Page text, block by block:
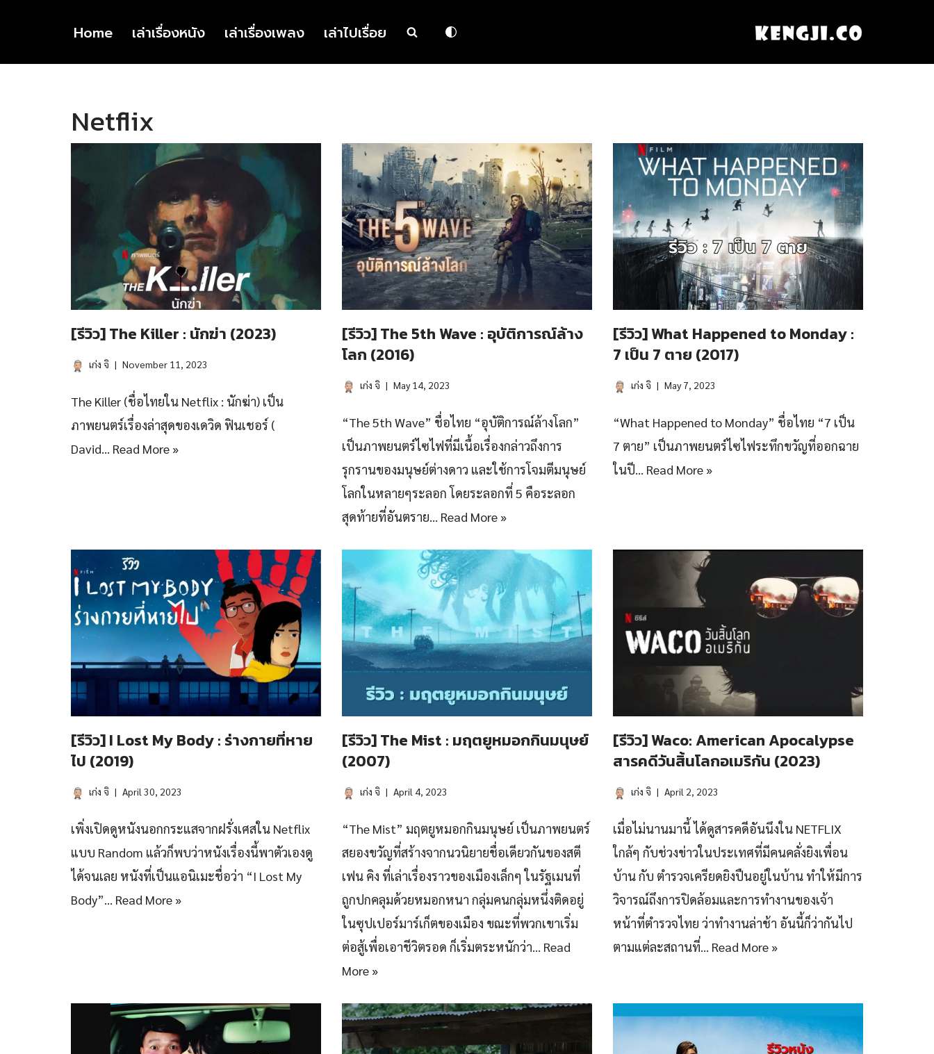
to
Home เล่าเรื่องหนัง เล่าเรื่องเพลง เล่าไปเรื่อย
Netflix
[รีวิว] The Killer : นักฆ่า (2023)
เก่ง จิ November 11, 2023
The Killer (ชื่อไทยใน Netflix : นักฆ่า) เป็น
ภาพยนตร์เรื่องล่าสุดของเดวิด ฟินเชอร์​ (
David… Read More »
[รีวิว] The 5th Wave : อุบัติการณ์ล้าง
โลก (2016)
เก่ง จิ May 14, 2023
“The 5th Wave” ชื่อไทย “อุบัติการณ์ล้างโลก”
เป็นภาพยนตร์ไซไฟที่มีเนื้อเรื่องกล่าวถึงการ
รุกรานของมนุษย์ต่างดาว และใช้การโจมตีมนุษย์
โลกในหลายๆระลอก โดยระลอกที่ 5 คือระลอก
สุดท้ายที่อันตราย… Read More »
[รีวิว] What Happened to Monday :
7 เป็น 7 ตาย (2017)
เก่ง จิ May 7, 2023
“What Happened to Monday” ชื่อไทย “7 เป็น
7 ตาย” เป็นภาพยนตร์ไซไฟระทึกขวัญที่ออกฉาย
ในปี… Read More »
[รีวิว] I Lost My Body : ร่างกายที่หาย
ไป (2019)
เก่ง จิ April 30, 2023
เพิ่งเปิดดูหนังนอกกระแสจากฝรั่งเศสใน Netflix
แบบ Random แล้วก็พบว่าหนังเรื่องนี้พาตัวเองดู
ได้จนเลย หนังที่เป็นแอนิเมะชื่อว่า “I Lost My
Body”… Read More »
[รีวิว] The Mist : มฤตยูหมอกกินมนุษย์
(2007)
เก่ง จิ April 4, 2023
“The Mist” มฤตยูหมอกกินมนุษย์ เป็นภาพยนตร์
สยองขวัญที่สร้างจากนวนิยายชื่อเดียวกันของสตี
เฟน คิง ที่เล่าเรื่องราวของเมืองเล็กๆ ในรัฐเมนที่
ถูกปกคลุมด้วยหมอกหนา กลุ่มคนกลุ่มหนึ่งติดอยู่
ในซุปเปอร์มาร์เก็ตของเมือง ขณะที่พวกเขาเริ่ม
ต่อสู้เพื่อเอาชีวิตรอด ก็เริ่มตระหนักว่า… Read
More »
[รีวิว] Waco: American Apocalypse
สารคดีวันสิ้นโลกอเมริกัน (2023)
เก่ง จิ April 2, 2023
เมื่อไม่นานมานี้ ได้ดูสารคดีอันนึงใน NETFLIX
ใกล้ๆ กับช่วงข่าวในประเทศที่มีคนคลั่งยิงเพื่อน
บ้าน กับ ตำรวจเครียดยิงปืนอยู่ในบ้าน ทำให้มีการ
วิจารณ์ถึงการปิดล้อมและการทำงานของเจ้า
หน้าที่ตำรวจไทย ว่าทำงานล่าช้า อันนี้ก็ว่ากันไป
ตามแต่ละสถานที่… Read More »